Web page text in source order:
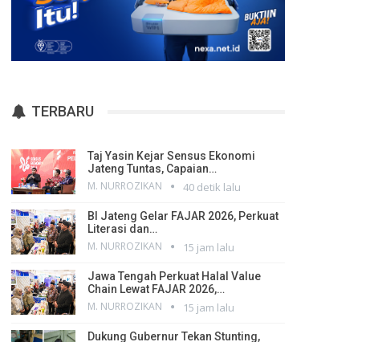
TERBARU
Taj Yasin Kejar Sensus Ekonomi
Jateng Tuntas, Capaian…
M. NURROZIKAN 40 detik lalu
BI Jateng Gelar FAJAR 2026, Perkuat
Literasi dan…
M. NURROZIKAN 15 jam lalu
Jawa Tengah Perkuat Halal Value
Chain Lewat FAJAR 2026,…
M. NURROZIKAN 15 jam lalu
Dukung Gubernur Tekan Stunting,